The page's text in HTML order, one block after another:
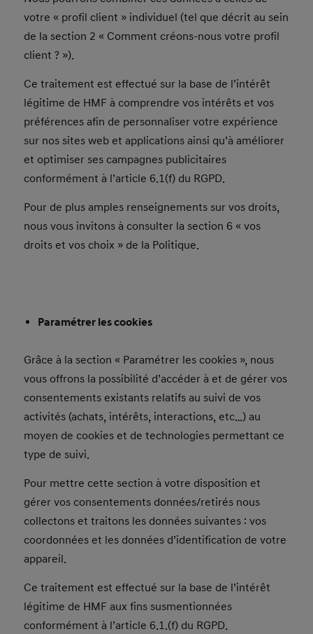
votre « profil client » individuel (tel que décrit au sein
de la section 2 « Comment créons-nous votre profil
client ? »).
Ce traitement est effectué sur la base de l’intérêt
légitime de HMF à comprendre vos intérêts et vos
préférences afin de personnaliser votre expérience
sur nos sites web et applications ainsi qu’à améliorer
et optimiser ses campagnes publicitaires
conformément à l’article 6.1(f) du RGPD.
Pour de plus amples renseignements sur vos droits,
nous vous invitons à consulter la section 6 « vos
droits et vos choix » de la Politique.
Paramétrer les cookies
Grâce à la section « Paramétrer les cookies », nous
vous offrons la possibilité d’accéder à et de gérer vos
consentements existants relatifs au suivi de vos
activités (achats, intérêts, interactions, etc…) au
moyen de cookies et de technologies permettant ce
type de suivi.
Pour mettre cette section à votre disposition et
gérer vos consentements données/retirés nous
collectons et traitons les données suivantes : vos
coordonnées et les données d’identification de votre
appareil.
Ce traitement est effectué sur la base de l’intérêt
légitime de HMF aux fins susmentionnées
conformément à l’article 6.1.(f) du RGPD.